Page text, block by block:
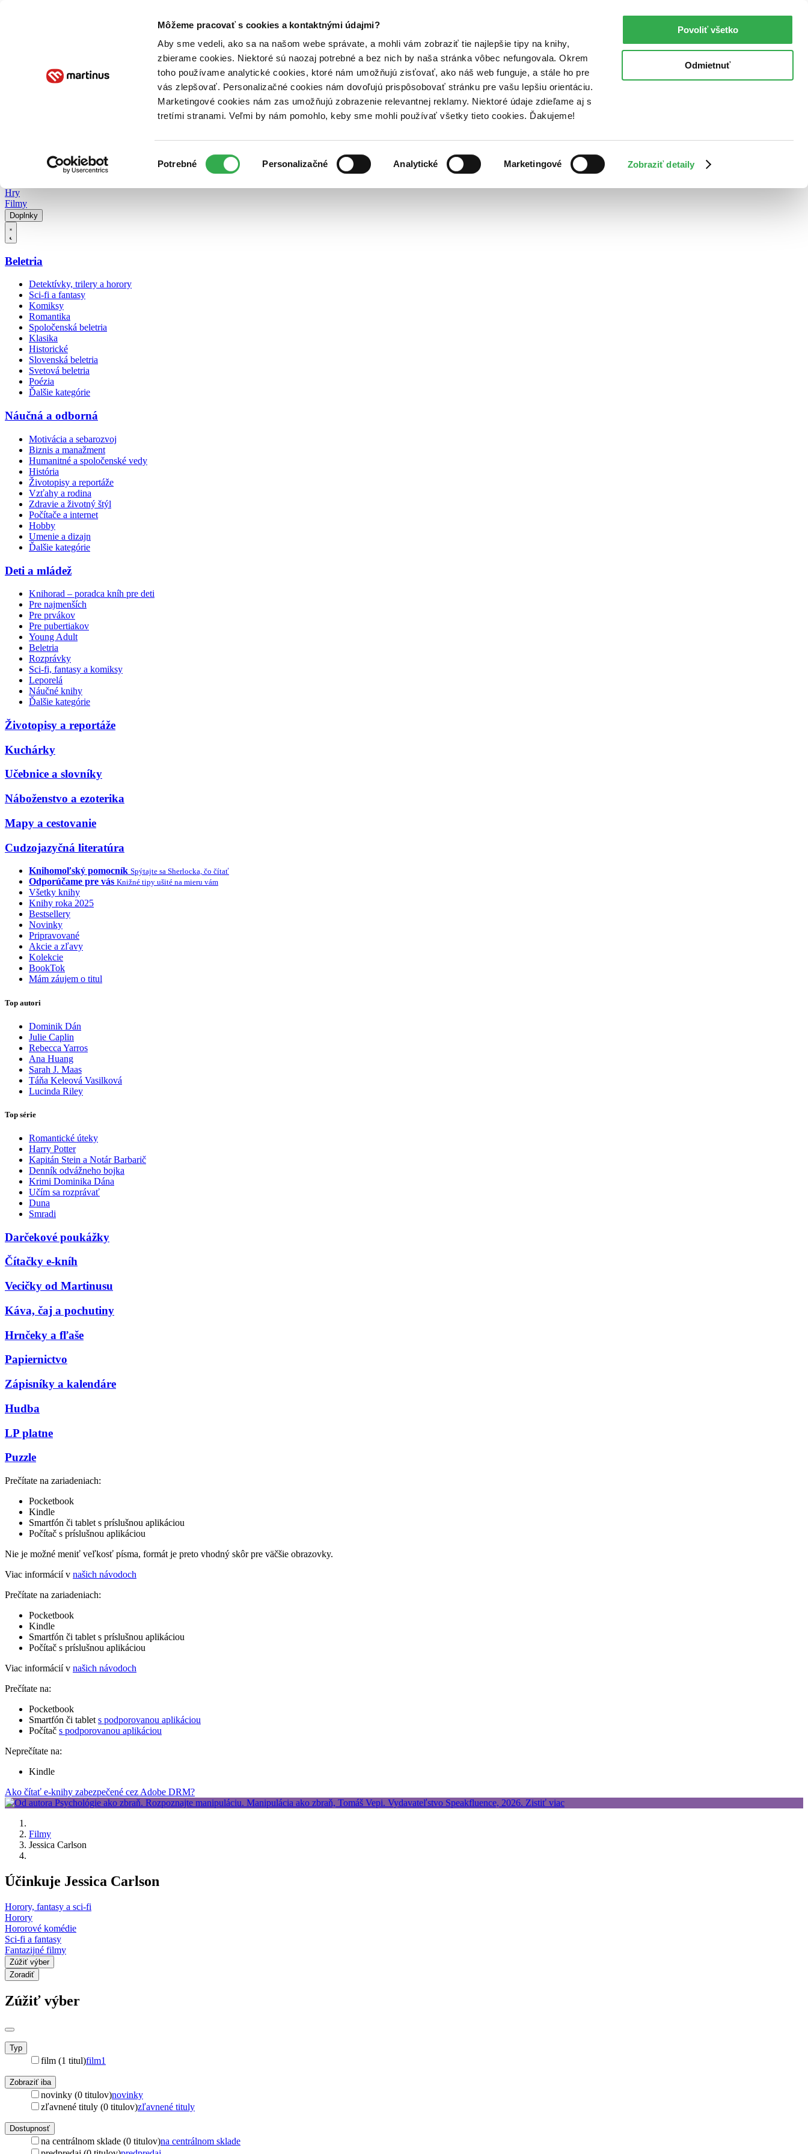
Môžeme pracovať s cookies a kontaktnými údajmi?
Aby sme vedeli, ako sa na našom webe správate, a mohli vám zobraziť tie najlepšie tipy na knihy,
zbierame cookies. Niektoré sú naozaj potrebné a bez nich by naša stránka vôbec nefungovala. Okrem
toho používame analytické cookies, ktoré nám umožňujú zisťovať, ako náš web funguje, a stále ho pre
vás zlepšovať. Personalizačné cookies nám dovoľujú prispôsobovať stránku pre vašu lepšiu orientáciu.
Marketingové cookies nám zas umožňujú zobrazenie relevantnej reklamy. Niektoré údaje zdieľame aj s
tretími stranami. Veľmi by nám pomohlo, keby sme mohli používať všetky tieto cookies. Ďakujeme!
súhlasu
Potrebné Personalizačné Analytické Marketingové Zobraziť detaily
Povoliť všetko
Odmietnuť
Poukážky Kontakt
Hry
Filmy
Doplnky
Beletria
Detektívky, trilery a horory
Sci-fi a fantasy
Komiksy
Romantika
Spoločenská beletria
Klasika
Historické
Slovenská beletria
Svetová beletria
Poézia
Ďalšie kategórie
Náučná a odborná
Motivácia a sebarozvoj
Biznis a manažment
Humanitné a spoločenské vedy
História
Životopisy a reportáže
Vzťahy a rodina
Zdravie a životný štýl
Počítače a internet
Hobby
Umenie a dizajn
Ďalšie kategórie
Deti a mládež
Knihorad – poradca kníh pre deti
Pre najmenších
Pre prvákov
Pre pubertiakov
Young Adult
Beletria
Rozprávky
Sci-fi, fantasy a komiksy
Leporelá
Náučné knihy
Ďalšie kategórie
Životopisy a reportáže
Kuchárky
Učebnice a slovníky
Náboženstvo a ezoterika
Mapy a cestovanie
Cudzojazyčná literatúra
Knihomoľský pomocník Spýtajte sa Sherlocka, čo čítať
Odporúčame pre vás Knižné tipy ušité na mieru vám
Všetky knihy
Knihy roka 2025
Bestsellery
Novinky
Pripravované
Akcie a zľavy
Kolekcie
BookTok
Mám záujem o titul
Top autori
Dominik Dán
Julie Caplin
Rebecca Yarros
Ana Huang
Sarah J. Maas
Táňa Keleová Vasilková
Lucinda Riley
Top série
Romantické úteky
Harry Potter
Kapitán Stein a Notár Barbarič
Denník odvážneho bojka
Krimi Dominika Dána
Učím sa rozprávať
Duna
Smradi
Darčekové poukážky
Čítačky e-kníh
Vecičky od Martinusu
Káva, čaj a pochutiny
Hrnčeky a fľaše
Papiernictvo
Zápisníky a kalendáre
Hudba
LP platne
Puzzle
Prečítate na zariadeniach:
Pocketbook
Kindle
Smartfón či tablet s príslušnou aplikáciou
Počítač s príslušnou aplikáciou
Nie je možné meniť veľkosť písma, formát je preto vhodný skôr pre väčšie obrazovky.
Viac informácií v našich návodoch
Prečítate na zariadeniach:
Pocketbook
Kindle
Smartfón či tablet s príslušnou aplikáciou
Počítač s príslušnou aplikáciou
Viac informácií v našich návodoch
Prečítate na:
Pocketbook
Smartfón či tablet s podporovanou aplikáciou
Počítač s podporovanou aplikáciou
Neprečítate na:
Kindle
Ako čítať e-knihy zabezpečené cez Adobe DRM?
Filmy
Jessica Carlson
Účinkuje Jessica Carlson
Horory, fantasy a sci-fi
Horory
Hororové komédie
Sci-fi a fantasy
Fantazijné filmy
Zúžiť výber
Zoradiť
Zúžiť výber
Typ
film (1 titul)film1
Zobraziť iba
novinky (0 titulov)novinky
zľavnené tituly (0 titulov)zľavnené tituly
Dostupnosť
na centrálnom sklade (0 titulov)na centrálnom sklade